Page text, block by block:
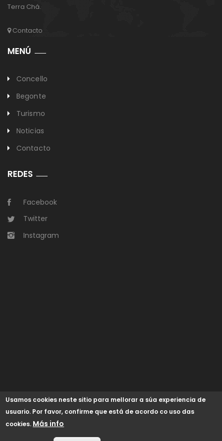
Terra Chá.
Contacto
MENÚ
Concello
Begonte
Turismo
Noticias
Contacto
REDES
Facebook
Twitter
Instagram
© 2024 Concello de Begonte /
Usamos cookies neste sitio para mellorar a súa experiencia de
usuario. Por favor, confirme que está de acordo co uso das
cookies. Más info